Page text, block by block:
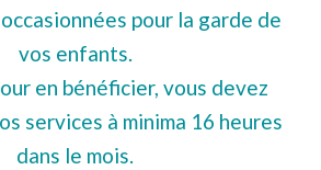
pour la garde de
vos enfants.
en bénéficier, vous devez
services à minima 16 heures
dans le mois.